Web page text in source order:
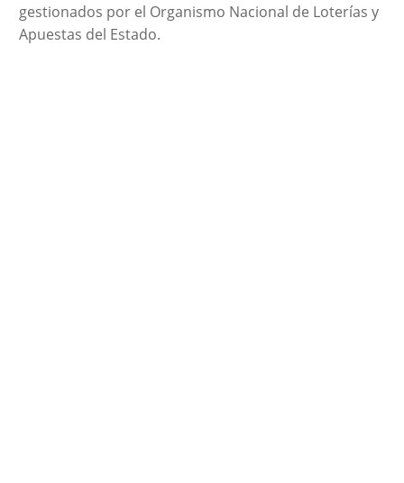
gestionados por el Organismo Nacional de Loterías y
Apuestas del Estado.